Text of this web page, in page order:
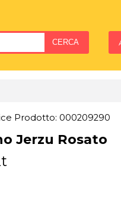
Prodotto: 000209290
Jerzu Rosato